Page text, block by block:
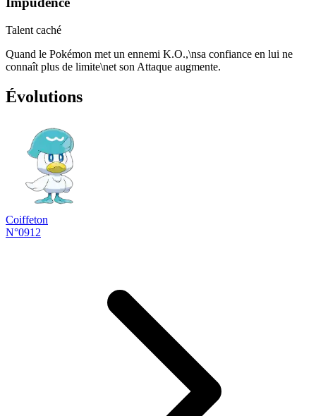
Talent caché
Quand le Pokémon met un ennemi K.O.,\nsa confiance en lui ne
connaît plus de limite\net son Attaque augmente.
Évolutions
Coiffeton
N°0912